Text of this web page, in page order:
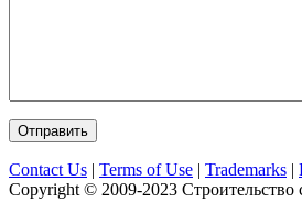
Contact Us | Terms of Use | Trademarks |
Copyright © 2009-2023